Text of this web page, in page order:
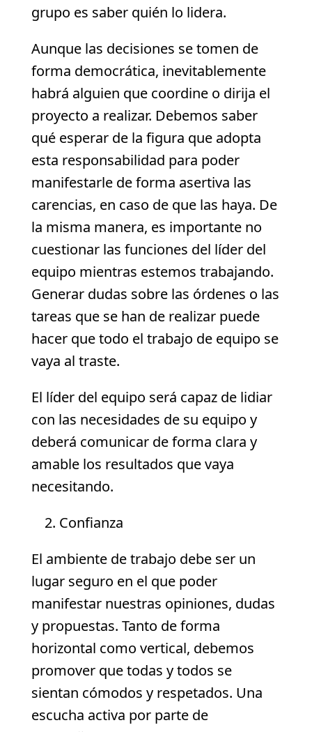
grupo es saber quién lo lidera.
Aunque las decisiones se tomen de
forma democrática, inevitablemente
habrá alguien que coordine o dirija el
proyecto a realizar. Debemos saber
qué esperar de la figura que adopta
esta responsabilidad para poder
manifestarle de forma asertiva las
carencias, en caso de que las haya. De
la misma manera, es importante no
cuestionar las funciones del líder del
equipo mientras estemos trabajando.
Generar dudas sobre las órdenes o las
tareas que se han de realizar puede
hacer que todo el trabajo de equipo se
vaya al traste.
El líder del equipo será capaz de lidiar
con las necesidades de su equipo y
deberá comunicar de forma clara y
amable los resultados que vaya
necesitando.
Confianza
El ambiente de trabajo debe ser un
lugar seguro en el que poder
manifestar nuestras opiniones, dudas
y propuestas. Tanto de forma
horizontal como vertical, debemos
promover que todas y todos se
sientan cómodos y respetados. Una
escucha activa por parte de